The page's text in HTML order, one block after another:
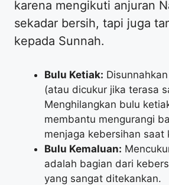
karena mengikuti anjuran
sekadar bersih, tapi juga
kepada Sunnah.
Bulu Ketiak:
(atau dicukur jika terasa
Menghilangkan bulu
membantu mengurangi
menjaga kebersihan saat
Bulu Kemaluan:
adalah bagian dari
yang sangat ditekankan.